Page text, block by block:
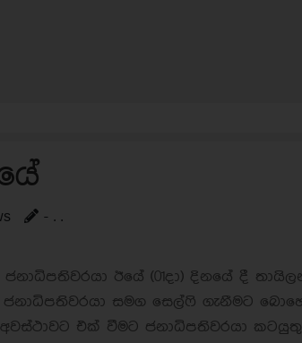
- . .
ඊයේ (01දා) දිනයේ දී
සමග සෙල්ෆි ගැනීමට
එක් වීමට ජනාධිපතිවරයා